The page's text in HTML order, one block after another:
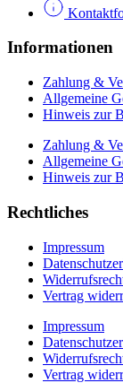
Informationen
Zahlung &
Allgemeine
Hinweis zur
Zahlung &
Allgemeine
Hinweis zur
Rechtliches
Impressum
Vertrag
Impressum
Vertrag